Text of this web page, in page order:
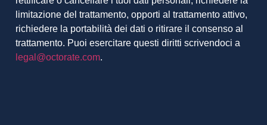
limitazione del trattamento, opporti al trattamento attivo,
richiedere la portabilità dei dati o ritirare il consenso al
trattamento. Puoi esercitare questi diritti scrivendoci a
legal@octorate.com.